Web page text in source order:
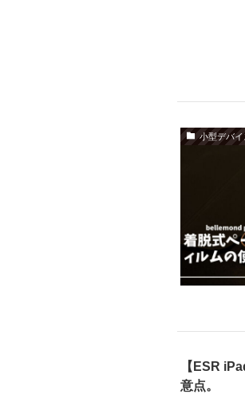
小型デバイ
【ESR
意点。